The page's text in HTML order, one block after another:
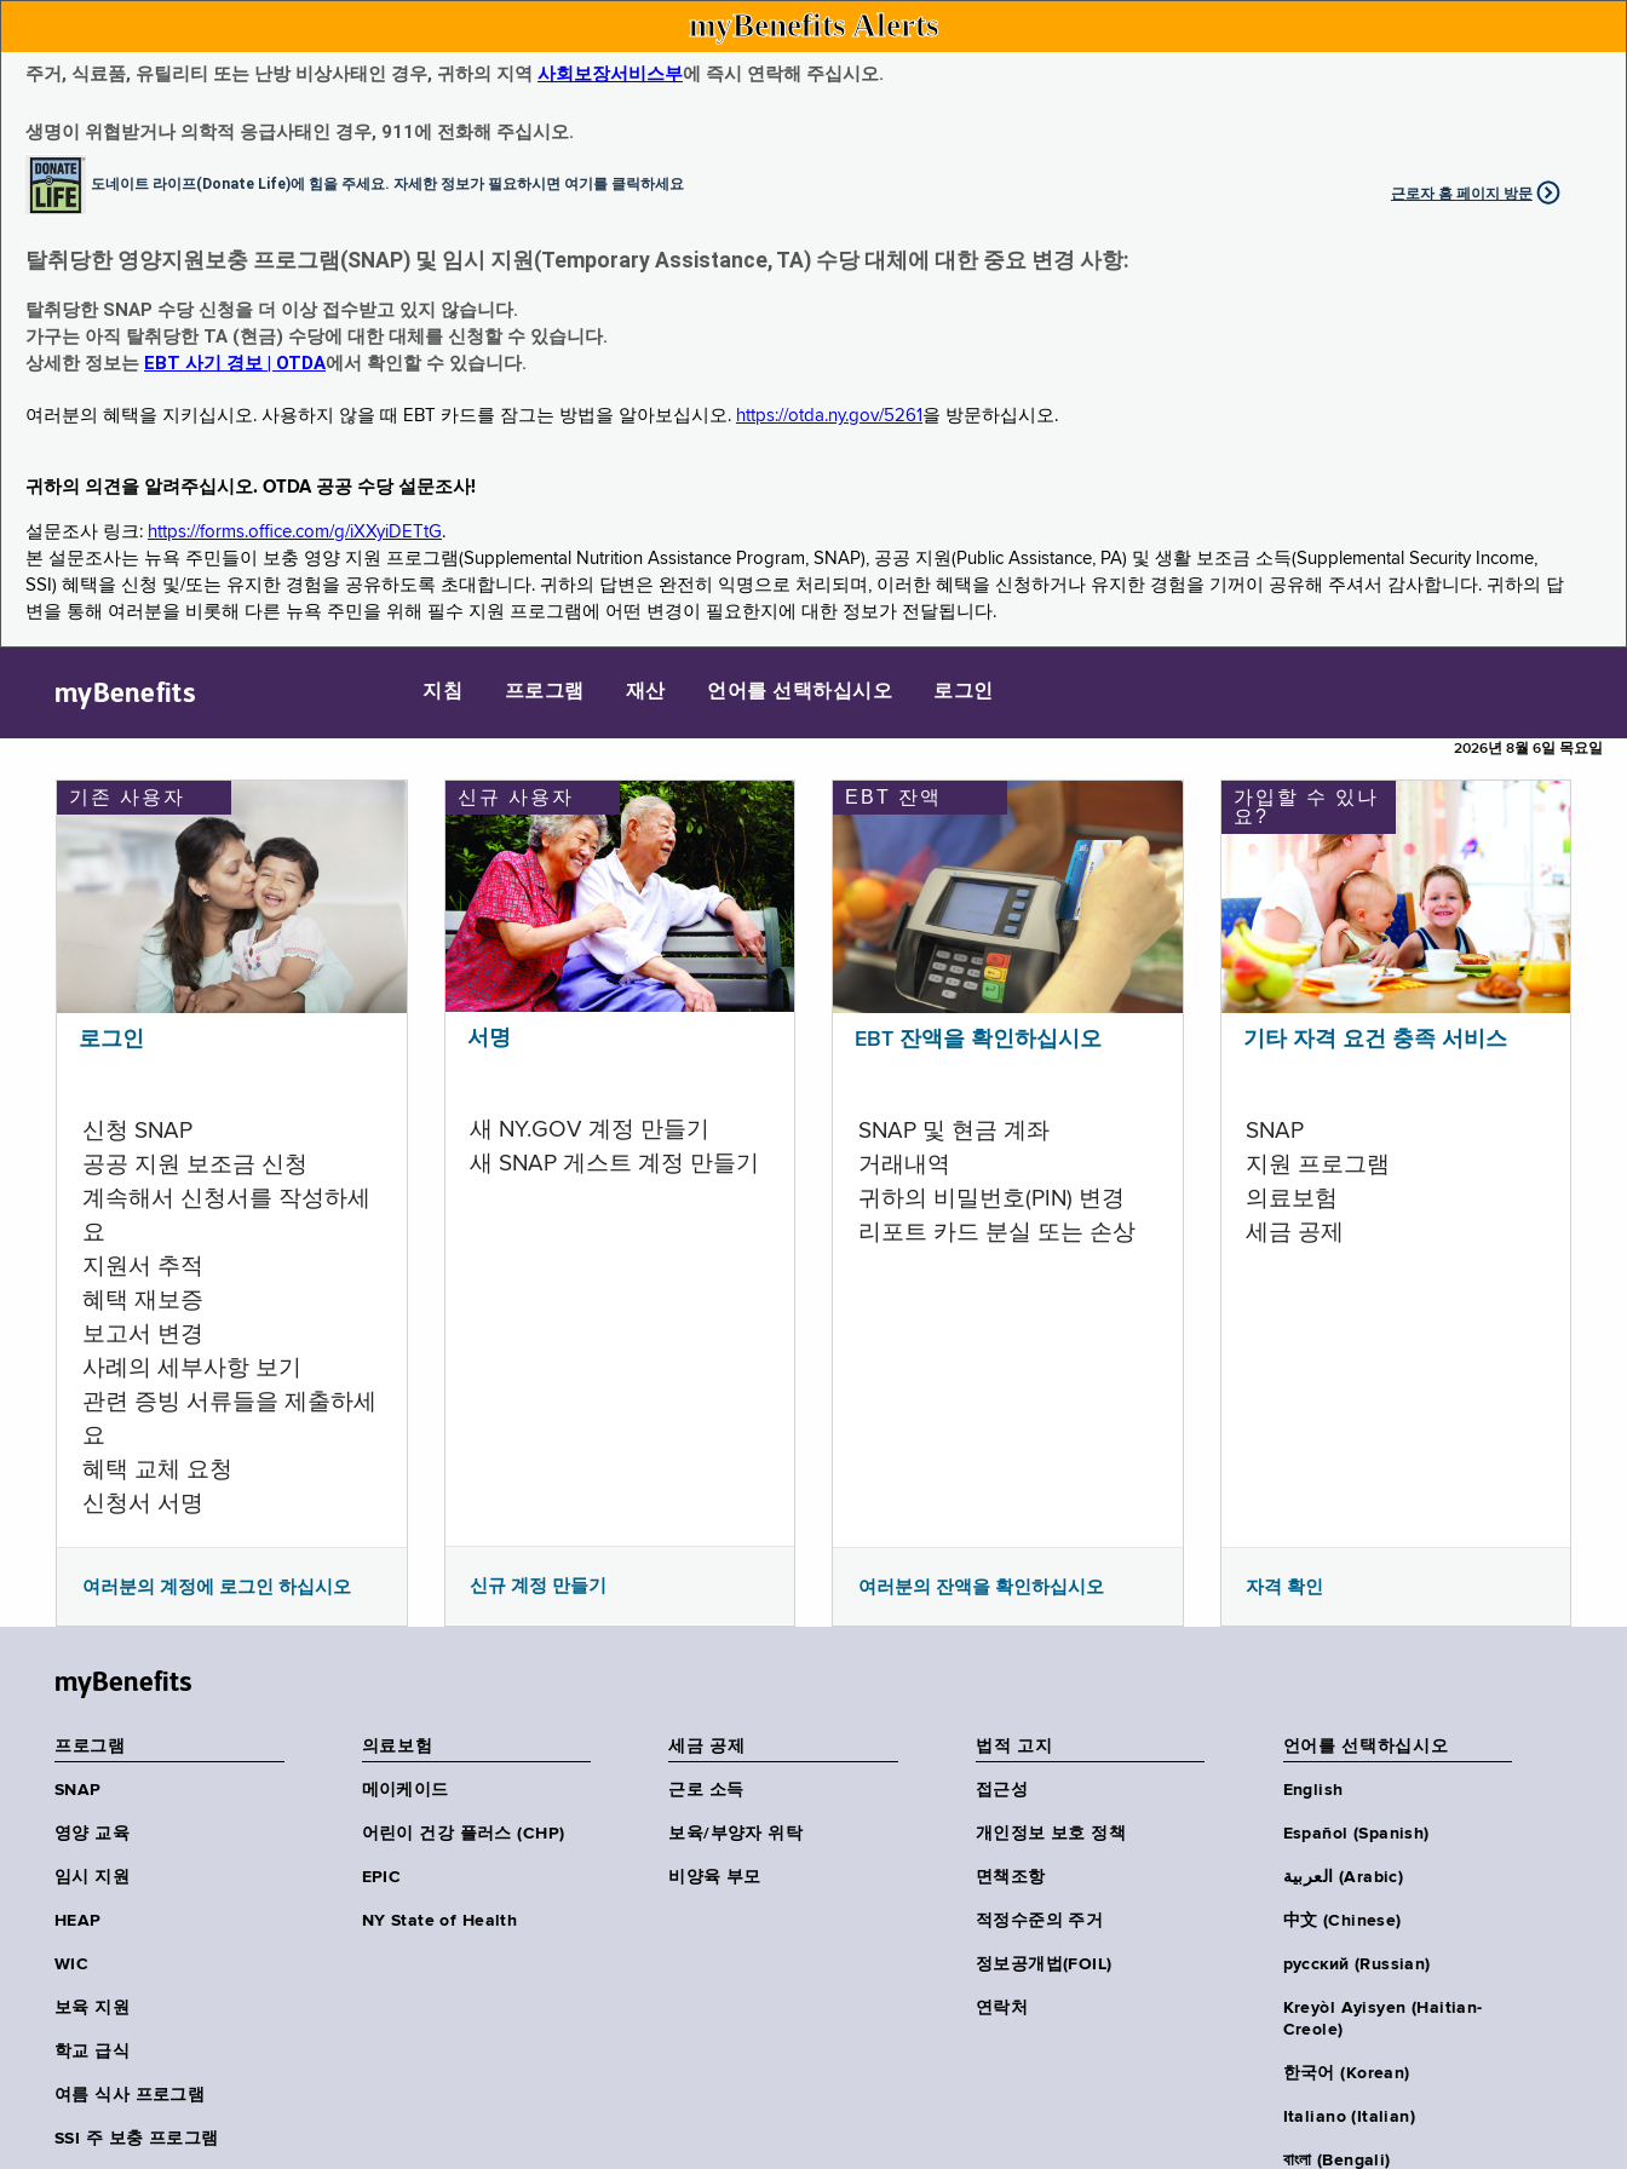
myBenefits Alerts
주거, 식료품, 유틸리티 또는 난방 비상사태인 경우, 귀하의 지역 사회보장서비스부에 즉시 연락해 주십시오.
생명이 위협받거나 의학적 응급사태인 경우, 911에 전화해 주십시오.
도네이트 라이프(Donate Life)에 힘을 주세요. 자세한 정보가 필요하시면 여기를 클릭하세요
근로자 홈 페이지 방문
탈취당한 영양지원보충 프로그램(SNAP) 및 임시 지원(Temporary Assistance, TA) 수당 대체에 대한 중요 변경 사항:
탈취당한 SNAP 수당 신청을 더 이상 접수받고 있지 않습니다.
가구는 아직 탈취당한 TA (현금) 수당에 대한 대체를 신청할 수 있습니다.
상세한 정보는 EBT 사기 경보 | OTDA에서 확인할 수 있습니다.
여러분의 혜택을 지키십시오. 사용하지 않을 때 EBT 카드를 잠그는 방법을 알아보십시오. https://otda.ny.gov/5261 을 방문하십시오.
귀하의 의견을 알려주십시오. OTDA 공공 수당 설문조사!
설문조사 링크: https://forms.office.com/g/iXXyiDETtG.
본 설문조사는 뉴욕 주민들이 보충 영양 지원 프로그램(Supplemental Nutrition Assistance Program, SNAP), 공공 지원(Public Assistance, PA) 및 생활 보조금 소득(Supplemental Security Income,
SSI) 혜택을 신청 및/또는 유지한 경험을 공유하도록 초대합니다. 귀하의 답변은 완전히 익명으로 처리되며, 이러한 혜택을 신청하거나 유지한 경험을 기꺼이 공유해 주셔서 감사합니다. 귀하의 답
변을 통해 여러분을 비롯해 다른 뉴욕 주민을 위해 필수 지원 프로그램에 어떤 변경이 필요한지에 대한 정보가 전달됩니다.
myBenefits 지침 프로그램 재산 언어를 선택하십시오 로그인
2026년 8월 6일 목요일
기존 사용자
로그인
신청 SNAP
공공 지원 보조금 신청
계속해서 신청서를 작성하세
요
지원서 추적
혜택 재보증
보고서 변경
사례의 세부사항 보기
관련 증빙 서류들을 제출하세
요
혜택 교체 요청
신청서 서명
여러분의 계정에 로그인 하십시오
신규 사용자
서명
새 NY.GOV 계정 만들기
새 SNAP 게스트 계정 만들기
신규 계정 만들기
EBT 잔액
EBT 잔액을 확인하십시오
SNAP 및 현금 계좌
거래내역
귀하의 비밀번호(PIN) 변경
리포트 카드 분실 또는 손상
여러분의 잔액을 확인하십시오
가입할 수 있나
요?
기타 자격 요건 충족 서비스
SNAP
지원 프로그램
의료보험
세금 공제
자격 확인
myBenefits
프로그램
SNAP
영양 교육
임시 지원
HEAP
WIC
보육 지원
학교 급식
여름 식사 프로그램
SSI 주 보충 프로그램
의료보험
메이케이드
어린이 건강 플러스 (CHP)
EPIC
NY State of Health
세금 공제
근로 소득
보육/부양자 위탁
비양육 부모
법적 고지
접근성
개인정보 보호 정책
면책조항
적정수준의 주거
정보공개법(FOIL)
연락처
언어를 선택하십시오
English
Español (Spanish)
العربية (Arabic)
中文 (Chinese)
русский (Russian)
Kreyòl Ayisyen (Haitian-
Creole)
한국어 (Korean)
Italiano (Italian)
বাংলা (Bengali)